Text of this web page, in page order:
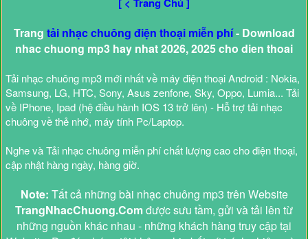
Trang tải nhạc chuông điện thoại miễn phí- Download
nhac chuong mp3 hay nhat 2026, 2025 cho dien thoai
Tải nhạc chuông mp3 mới nhất về máy điện thoại Android : Nokia,
Samsung, LG, HTC, Sony, Asus zenfone, Sky, Oppo, Lumia... Tải
về IPhone, Ipad (hệ điều hành IOS 13 trở lên) - Hỗ trợ tải nhạc
chuông về thẻ nhớ, máy tính Pc/Laptop.
Nghe và Tải nhạc chuông miễn phí chất lượng cao cho điện thoại,
cập nhật hàng ngày, hàng giờ.
Note: Tất cả những bài nhạc chuông mp3 trên Website
TrangNhacChuong.Comđược sưu tầm, gửi và tải lên từ
những nguồn khác nhau - những khách hàng truy cập tại